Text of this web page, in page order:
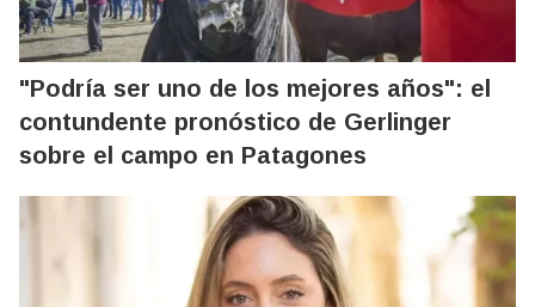
"Podría ser uno de los mejores años": el
contundente pronóstico de Gerlinger
sobre el campo en Patagones